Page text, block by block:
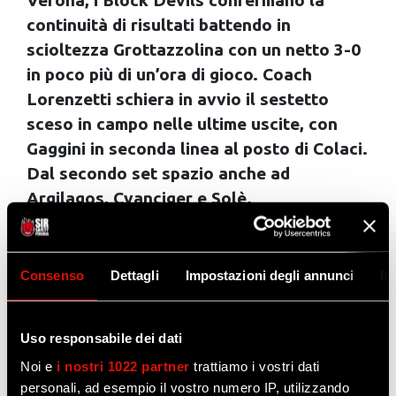
Consenso Dettagli Impostazioni degli annunci
Uso responsabile dei dati
Noi e i nostri 1022 partner trattiamo i vostri dati
personali, ad esempio il vostro numero IP, utilizzando
continuità di risultati battendo in
scioltezza Grottazzolina con un netto 3-0
in poco più di un’ora di gioco. Coach
Lorenzetti schiera in avvio il sestetto
sceso in campo nelle ultime uscite, con
Gaggini in seconda linea al posto di Colaci.
Dal secondo set spazio anche ad
Argilagos, Cvanciger e Solè.
Guarda la gallery
La squadra marchigiana, che questa sera
giocava a Perugia l’ultima partita nella
percorso in Superlega dando il massimo, al
cospetto dei Campioni del mondo per Club in